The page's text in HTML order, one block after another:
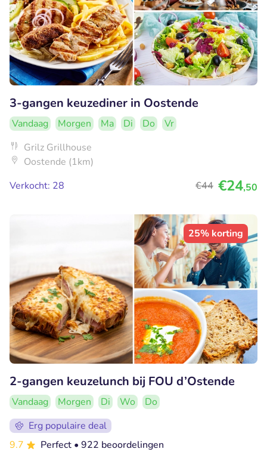
3-gangen keuzediner in Oostende
Vandaag Morgen Ma Di Do
Vr
Grilz Grillhouse
Oostende (1km)
Verkocht: 28
€44 €24,50
25% korting
2-gangen keuzelunch bij FOU d’Ostende
Vandaag Morgen Di Wo
Do
Erg populaire deal
9.7
Perfect • 922 beoordelingen